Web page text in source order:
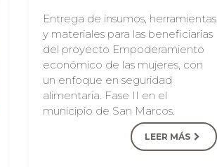
Entrega de insumos, herramientas
y materiales para las beneficiarias
del proyecto Empoderamiento
económico de las mujeres, con
un enfoque en seguridad
alimentaria. Fase II en el
municipio de San Marcos.
LEER MÁS